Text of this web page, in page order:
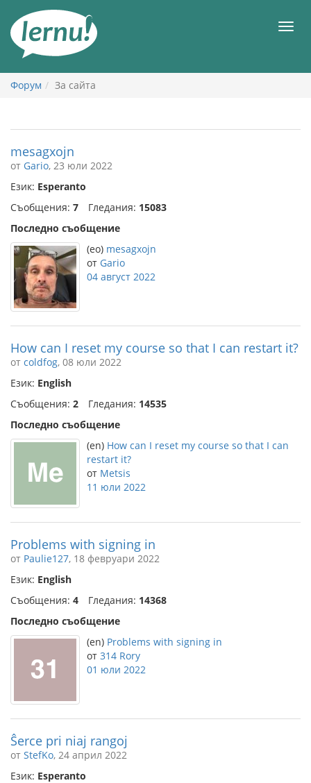
съдържанието
Форум За сайта
mesagxojn
от Gario, 23 юли 2022
Език: Esperanto
Съобщения: 7 Гледания: 15083
Последно съобщение
(eo) mesagxojn
от Gario
04 август 2022
How can I reset my course so that I can restart it?
от coldfog, 08 юли 2022
Език: English
Съобщения: 2 Гледания: 14535
Последно съобщение
(en) How can I reset my course so that I can
restart it?
от Metsis
11 юли 2022
Problems with signing in
от Paulie127, 18 февруари 2022
Език: English
Съобщения: 4 Гледания: 14368
Последно съобщение
(en) Problems with signing in
от 314 Rory
01 юли 2022
Ŝerce pri niaj rangoj
от StefKo, 24 април 2022
Език: Esperanto